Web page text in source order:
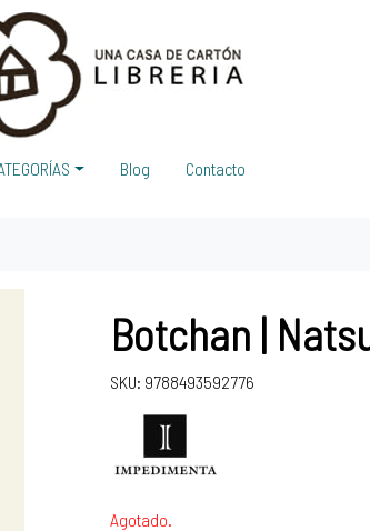
Blog Contacto
Botchan |
SKU: 9788493592776
Agotado.